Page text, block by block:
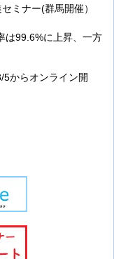
ミナー(群馬開催）
は99.6%に上昇、一方
5からオンライン開